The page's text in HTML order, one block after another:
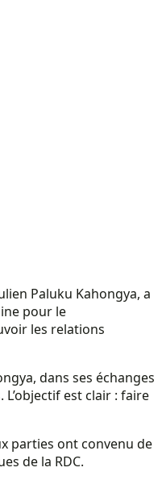
Paluku Kahongya, a
pour le
les relations
dans ses échanges
est clair : faire
parties ont convenu de
de la RDC.